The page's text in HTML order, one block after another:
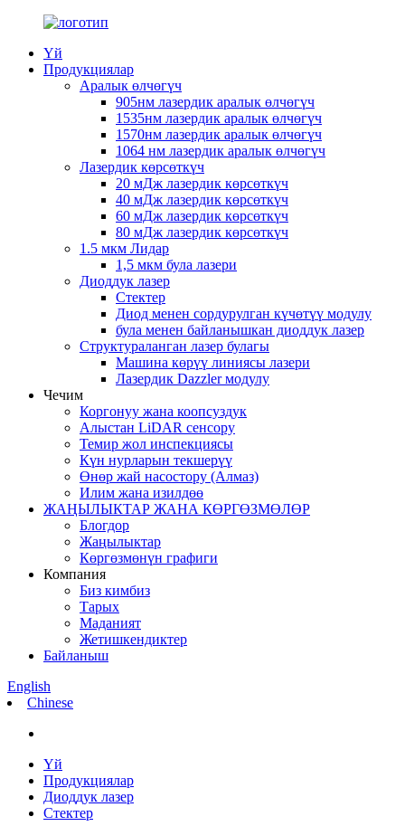
Үй
Продукциялар
Аралык өлчөгүч
905нм лазердик аралык өлчөгүч
1535нм лазердик аралык өлчөгүч
1570нм лазердик аралык өлчөгүч
1064 нм лазердик аралык өлчөгүч
Лазердик көрсөткүч
20 мДж лазердик көрсөткүч
40 мДж лазердик көрсөткүч
60 мДж лазердик көрсөткүч
80 мДж лазердик көрсөткүч
1.5 мкм Лидар
1,5 мкм була лазери
Диоддук лазер
Стектер
Диод менен сордурулган күчөтүү модулу
була менен байланышкан диоддук лазер
Структураланган лазер булагы
Машина көрүү линиясы лазери
Лазердик Dazzler модулу
Чечим
Коргонуу жана коопсуздук
Алыстан LiDAR сенсору
Темир жол инспекциясы
Күн нурларын текшерүү
Өнөр жай насостору (Алмаз)
Илим жана изилдөө
ЖАҢЫЛЫКТАР ЖАНА КӨРГӨЗМӨЛӨР
Блогдор
Жаңылыктар
Көргөзмөнүн графиги
Компания
Биз кимбиз
Тарых
Маданият
Жетишкендиктер
Байланыш
English
Chinese
Үй
Продукциялар
Диоддук лазер
Стектер